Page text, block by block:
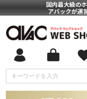
国内最大級の
アバックが運